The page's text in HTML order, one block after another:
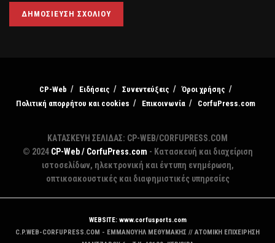
CP-Web Ειδήσεις Συνεντεύξεις
Όροι χρήσης
Πολιτική απορρήτου και cookies
Επικοινωνία CorfuPress.com
ΚΑΤΑΣΚΕΥΗ ΣΕΛΙΔΑΣ: CP-WEB/CORFUPRESS.COM
© 2024 CP-Web / CorfuPress.com - Κατασκευή και διαχείριση
ιστοσελίδων, ηλεκτρονική και έντυπη ενημέρωση,
οπτικοακουστικές και διαφημιστικές υπηρεσίες
WEBSITE: www.corfusports.com
C.P.WEB-CORFUPRESS.COM - ΕΜΜΑΝΟΥΗΛ ΜΕΘΥΜΑΚΗΣ // ΑΤΟΜΙΚΗ ΕΠΙΧΕΙΡΗΣΗ